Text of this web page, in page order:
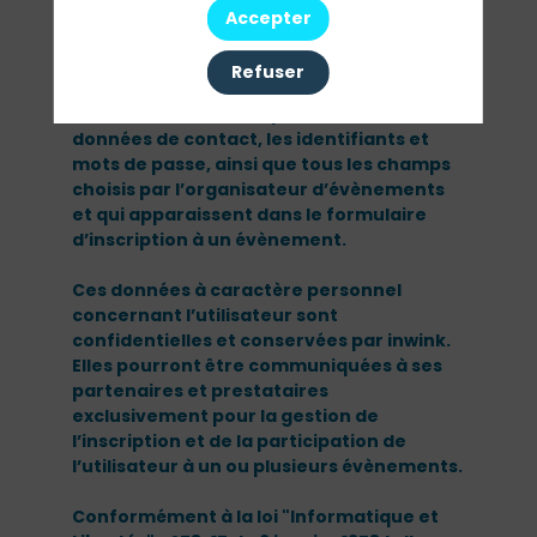
informations relatives à l’organisation
pratique et logistique d’un évènement.
Les données personnelles recueillies par
données de contact, les identifiants et
mots de passe, ainsi que tous les champs
choisis par l’organisateur d’évènements
et qui apparaissent dans le formulaire
d’inscription à un évènement.
Ces données à caractère personnel
concernant l’utilisateur sont
confidentielles et conservées par inwink.
Elles pourront être communiquées à ses
partenaires et prestataires
exclusivement pour la gestion de
l’inscription et de la participation de
l’utilisateur à un ou plusieurs évènements.
Conformément à la loi "Informatique et
Accepter
Refuser